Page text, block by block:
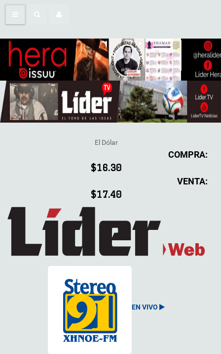
El Dólar
COMPRA:
$16.30
VENTA:
$17.40
EN VIVO